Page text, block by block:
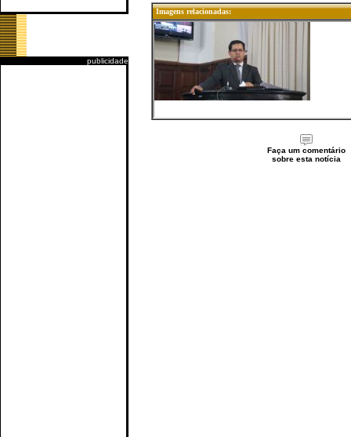
publicidade
Imagens relacionadas:
Faça um comentário
sobre esta notícia